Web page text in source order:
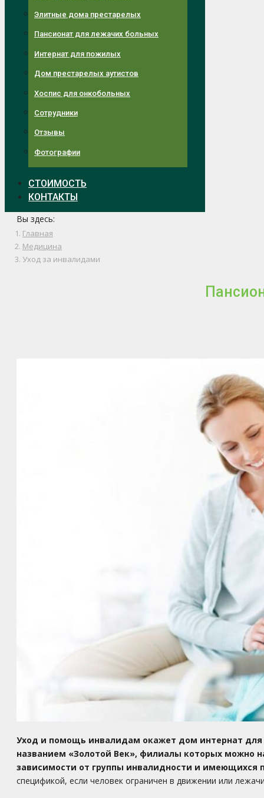
Элитные дома престарелых
Пансионат для лежачих больных
Интернат для пожилых
Дом престарелых аутистов
Хоспис для онкобольных
Сотрудники
Отзывы
Фотографии
СТОИМОСТЬ
КОНТАКТЫ
Вы здесь:
Главная
Медицина
Уход за инвалидами
Уход и помощь инвалидам окажет дом интернат для
названием «Золотой Век», филиалы которых
зависимости от группы инвалидности и имеющихся
спецификой, если человек ограничен в движении или